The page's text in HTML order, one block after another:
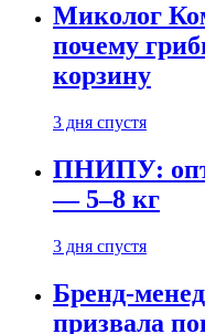
Миколог
почему
корзину
3 дня спустя
ПНИПУ:
— 5–8 кг
3 дня спустя
Бренд-
призвала